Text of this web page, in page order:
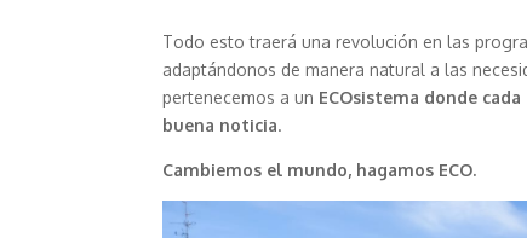
Todo esto traerá una revolución en las
adaptándonos de manera natural a las
pertenecemos a un ECOsistema donde
buena noticia.
Cambiemos el mundo, hagamos ECO.